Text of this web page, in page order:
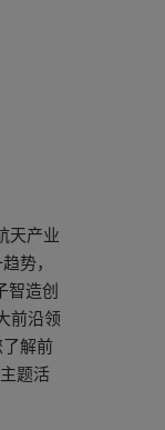
天产业
势，
智造创
前沿领
解前
题活